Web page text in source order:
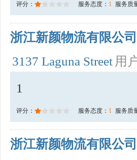
评分： 服务态度： 1 服务质
浙江新颜物流有限公司
3137 Laguna Street 用
1
评分： 服务态度： 1 服务质
浙江新颜物流有限公司